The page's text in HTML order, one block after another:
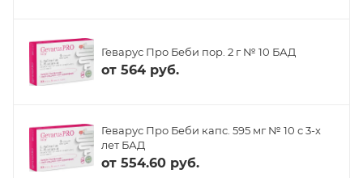
Геварус Про Беби пор. 2 г № 10 БАД
от 564 руб.
Геварус Про Беби капс. 595 мг № 10 с 3-х
лет БАД
от 554.60 руб.